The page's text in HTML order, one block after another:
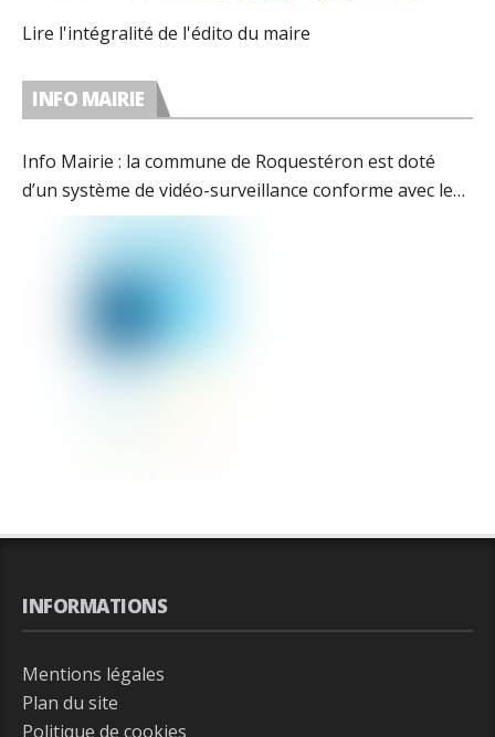
Lire l'intégralité de l'édito du maire
INFO MAIRIE
Info Mairie : la commune de Roquestéron est doté
d’un système de vidéo-surveillance conforme avec les
préconisations de la CNIL.
INFORMATIONS
Mentions légales
Plan du site
Politique de cookies